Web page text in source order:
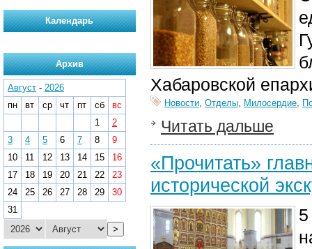
Хабаровской
Новости, Отделы, Милосердие,
Читать дальше
«Прочитать»
исторической
Календарь
Архив
Август - 2026
пн
вт ср чт пт сб
вс
1
2
3
4 5 6 7 8
9
10
11 12 13 14 15
16
17
18 19 20 21 22
23
24
25 26 27 28 29
30
31
>